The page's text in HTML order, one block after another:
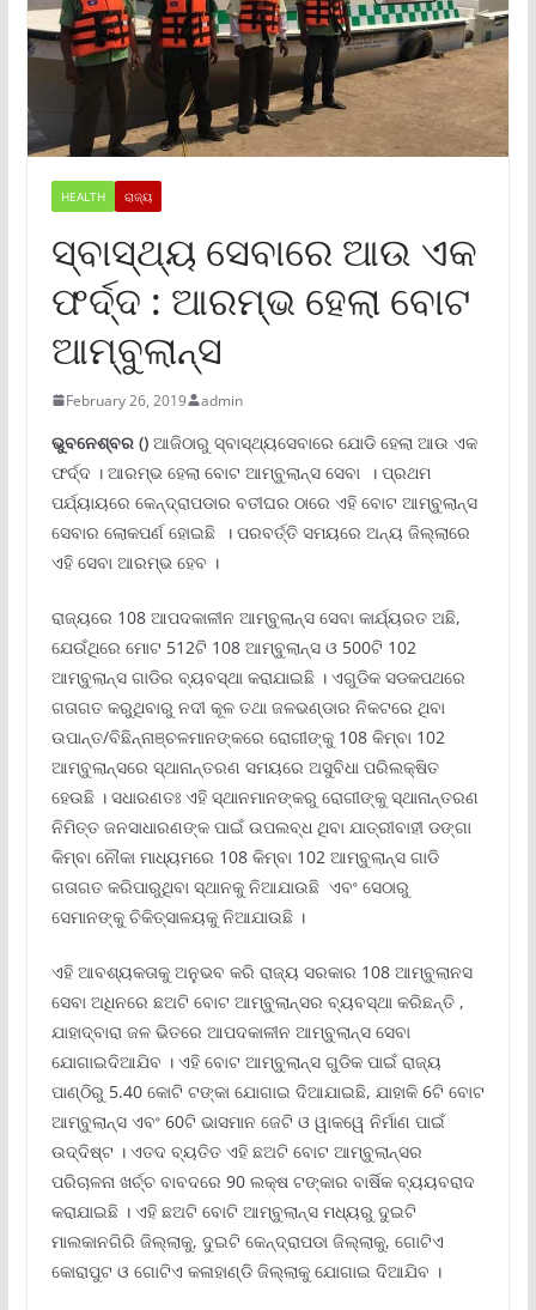
HEALTH ରାଜ୍ୟ
ସ୍ବାସ୍ଥ୍ୟ ସେବାରେ ଆଉ ଏକ
ଫର୍ଦ୍ଦ : ଆରମ୍ଭ ହେଲା ବୋଟ
ଆମ୍ବୁଲାନ୍ସ
February 26, 2019 admin
ଭୁବନେଶ୍ବର()ଆଜିଠାରୁ ସ୍ବାସ୍ଥ୍ୟସେବାରେ ଯୋଡି ହେଲା ଆଉ ଏକ
ଫର୍ଦ୍ଦ । ଆରମ୍ଭ ହେଲା ବୋଟ ଆମ୍ବୁଲାନ୍ସ ସେବା । ପ୍ରଥମ
ପର୍ଯ୍ୟାୟରେ କେନ୍ଦ୍ରାପଡାର ବତୀଘର ଠାରେ ଏହି ବୋଟ ଆମ୍ବୁଲାନ୍ସ
ସେବାର ଲୋକପର୍ଣ ହୋଇଛି । ପରବର୍ତ୍ତି ସମୟରେ ଅନ୍ୟ ଜିଲ୍ଲାରେ
ଏହି ସେବା ଆରମ୍ଭ ହେବ ।
ରାଜ୍ୟରେ 108 ଆପଦକାଳୀନ ଆମ୍ବୁଲାନ୍ସ ସେବା କାର୍ଯ୍ୟରତ ଅଛି,
ଯେଉଁଥିରେ ମୋଟ 512ଟି 108 ଆମ୍ବୁଲାନ୍ସ ଓ 500ଟି 102
ଆମ୍ବୁଲାନ୍ସ ଗାଡିର ବ୍ୟବସ୍ଥା କରାଯାଇଛି । ଏଗୁଡିକ ସଡକପଥରେ
ଗତାଗତ କରୁଥିବାରୁ ନଦୀ କୂଳ ତଥା ଜଳଭଣ୍ଡାର ନିକଟରେ ଥିବା
ଉପାନ୍ତ/ବିଛିନ୍ନାଞ୍ଚଳମାନଙ୍କରେ ରୋଗୀଙ୍କୁ 108 କିମ୍ବା 102
ଆମ୍ବୁଲାନ୍ସରେ ସ୍ଥାନାନ୍ତରଣ ସମୟରେ ଅସୁବିଧା ପରିଲକ୍ଷିତ
ହେଉଛି । ସଧାରଣତଃ ଏହି ସ୍ଥାନମାନଙ୍କରୁ ରୋଗୀଙ୍କୁ ସ୍ଥାନାନ୍ତରଣ
ନିମିତ୍ତ ଜନସାଧାରଣଙ୍କ ପାଇଁ ଉପଲବ୍ଧ ଥିବା ଯାତ୍ରୀବାହୀ ଡଙ୍ଗା
କିମ୍ବା ନୌକା ମାଧ୍ୟମରେ 108 କିମ୍ବା 102 ଆମ୍ବୁଲାନ୍ସ ଗାଡି
ଗତାଗତ କରିପାରୁଥିବା ସ୍ଥାନକୁ ନିଆଯାଉଛି ଏବଂ ସେଠାରୁ
ସେମାନଙ୍କୁ ଚିକିତ୍ସାଳୟକୁ ନିଆଯାଉଛି ।
ଏହି ଆବଶ୍ୟକତାକୁ ଅନୁଭବ କରି ରାଜ୍ୟ ସରକାର 108 ଆମ୍ବୁଲାନସ
ସେବା ଅଧିନରେ ଛଅଟି ବୋଟ ଆମ୍ବୁଲାନ୍ସର ବ୍ୟବସ୍ଥା କରିଛନ୍ତି ,
ଯାହାଦ୍ବାରା ଜଳ ଭିତରେ ଆପଦକାଳୀନ ଆମ୍ବୁଲାନ୍ସ ସେବା
ଯୋଗାଇଦିଆଯିବ । ଏହି ବୋଟ ଆମ୍ବୁଲାନ୍ସ ଗୁଡିକ ପାଇଁ ରାଜ୍ୟ
ପାଣ୍ଠିରୁ 5.40 କୋଟି ଟଙ୍କା ଯୋଗାଇ ଦିଆଯାଇଛି, ଯାହାକି 6ଟି ବୋଟ
ଆମ୍ବୁଲାନ୍ସ ଏବଂ 60ଟି ଭାସମାନ ଜେଟି ଓ ୱାକୱେ ନିର୍ମାଣ ପାଇଁ
ଉଦ୍ଦିଷ୍ଟ । ଏତଦ ବ୍ୟତିତ ଏହି ଛଅଟି ବୋଟ ଆମ୍ବୁଲାନ୍ସର
ପରିଚାଳନା ଖର୍ଚ୍ଚ ବାବଦରେ 90 ଲକ୍ଷ ଟଙ୍କାର ବାର୍ଷିକ ବ୍ୟୟବରାଦ
କରାଯାଇଛି । ଏହି ଛଅଟି ବୋଟି ଆମ୍ବୁଲାନ୍ସ ମଧ୍ୟରୁ ଦୁଇଟି
ମାଲକାନଗିରି ଜିଲ୍ଲାକୁ, ଦୁଇଟି କେନ୍ଦ୍ରାପଡା ଜିଲ୍ଲାକୁ, ଗୋଟିଏ
କୋରାପୁଟ ଓ ଗୋଟିଏ କଳାହାଣ୍ଡି ଜିଲ୍ଲାକୁ ଯୋଗାଇ ଦିଆଯିବ ।